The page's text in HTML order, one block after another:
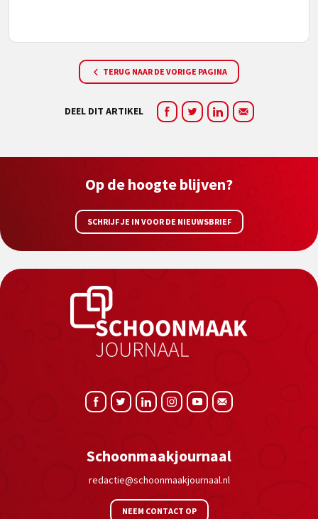
TERUG NAAR DE VORIGE PAGINA
DEEL DIT ARTIKEL
Op de hoogte blijven?
SCHRIJF JE IN VOOR DE NIEUWSBRIEF
Schoonmaakjournaal
redactie@schoonmaakjournaal.nl
NEEM CONTACT OP